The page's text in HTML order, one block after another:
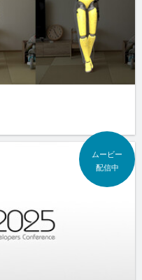
ムービー
配信中